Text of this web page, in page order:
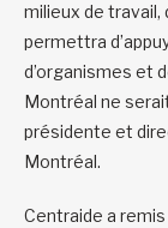
milieux de travail,
permettra
d’organismes et
Montréal ne
présidente et
Montréal.
Centraide a